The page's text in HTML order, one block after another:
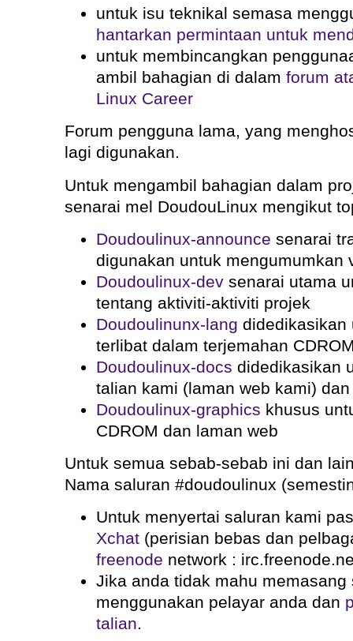
untuk isu teknikal semasa
hantarkan permintaan untuk
untuk membincangkan
ambil bahagian di dalam forum
Linux Career
Forum pengguna lama, yang
lagi digunakan.
Untuk mengambil bahagian dalam
senarai mel DoudouLinux mengikut
Doudoulinux-announce senarai
digunakan untuk mengumumkan
Doudoulinux-devsenarai utama
tentang aktiviti-aktiviti projek
Doudoulinunx-lang didedikasikan
terlibat dalam terjemahan
Doudoulinux-docs didedikasikan
talian kami (laman web kami)
Doudoulinux-graphics khusus
CDROM dan laman web
Untuk semua sebab-sebab ini dan
Nama saluran #doudoulinux
Untuk menyertai saluran kami
Xchat(perisian bebas dan
freenode network :
Jika anda tidak mahu
menggunakan pelayar anda dan
talian.